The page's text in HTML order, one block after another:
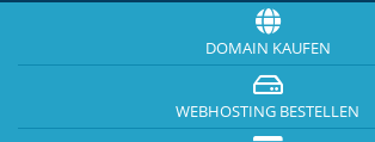
DOMAIN KAUFEN
WEBHOSTING BESTELLEN